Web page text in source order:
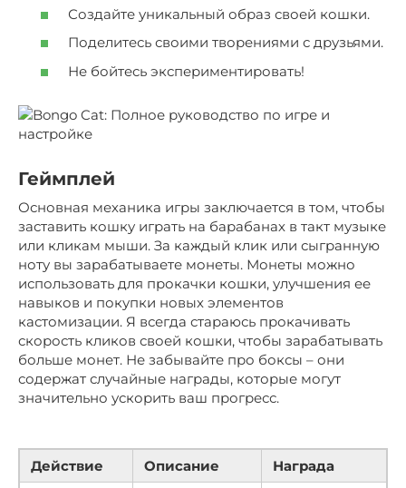
Создайте уникальный образ своей кошки.
Поделитесь своими творениями с друзьями.
Не бойтесь экспериментировать!
Геймплей
Основная механика игры заключается в том, чтобы
заставить кошку играть на барабанах в такт музыке
или кликам мыши. За каждый клик или сыгранную
ноту вы зарабатываете монеты. Монеты можно
использовать для прокачки кошки, улучшения ее
навыков и покупки новых элементов
кастомизации. Я всегда стараюсь прокачивать
скорость кликов своей кошки, чтобы зарабатывать
больше монет. Не забывайте про боксы – они
содержат случайные награды, которые могут
значительно ускорить ваш прогресс.
Действие Описание Награда